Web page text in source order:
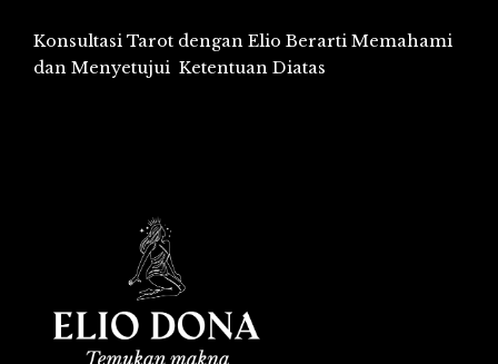
Konsultasi Tarot dengan Elio Berarti Memahami
dan Menyetujui Ketentuan Diatas